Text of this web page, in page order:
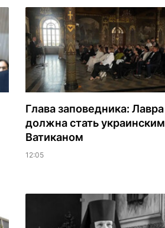
Глава заповедника: Лавра
должна стать украинским
Ватиканом
12:05